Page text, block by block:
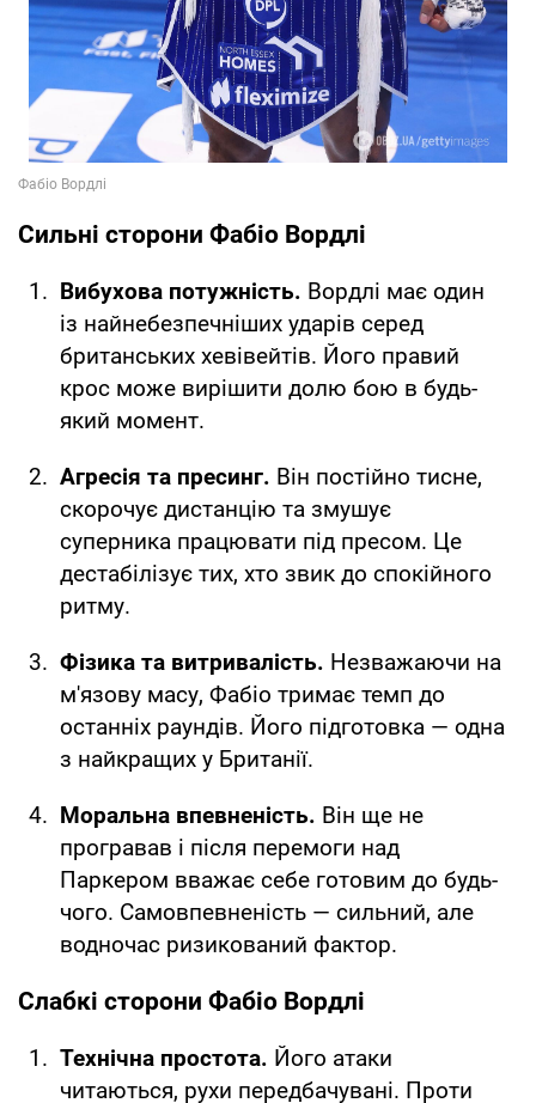
Сильні сторони Фабіо Вордлі
Вибухова потужність. Вордлі має один
із найнебезпечніших ударів серед
британських хевівейтів. Його правий
крос може вирішити долю бою в будь-
який момент.
Агресія та пресинг. Він постійно тисне,
скорочує дистанцію та змушує
суперника працювати під пресом. Це
дестабілізує тих, хто звик до спокійного
ритму.
Фізика та витривалість. Незважаючи на
м'язову масу, Фабіо тримає темп до
останніх раундів. Його підготовка — одна
з найкращих у Британії.
Моральна впевненість. Він ще не
програвав і після перемоги над
Паркером вважає себе готовим до будь-
чого. Самовпевненість — сильний, але
водночас ризикований фактор.
Слабкі сторони Фабіо Вордлі
Технічна простота. Його атаки
читаються, рухи передбачувані. Проти